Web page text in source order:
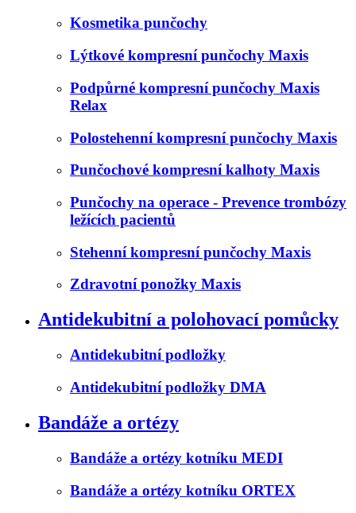
Kosmetika punčochy
Lýtkové kompresní punčochy Maxis
Podpůrné kompresní punčochy Maxis
Relax
Polostehenní kompresní punčochy Maxis
Punčochové kompresní kalhoty Maxis
Punčochy na operace - Prevence trombózy
ležících pacientů
Stehenní kompresní punčochy Maxis
Zdravotní ponožky Maxis
Antidekubitní a polohovací pomůcky
Antidekubitní podložky
Antidekubitní podložky DMA
Bandáže a ortézy
Bandáže a ortézy kotníku MEDI
Bandáže a ortézy kotníku ORTEX